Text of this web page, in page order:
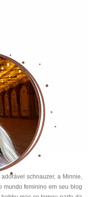
schnauzer, a Minnie,
mundo feminino em seu blog